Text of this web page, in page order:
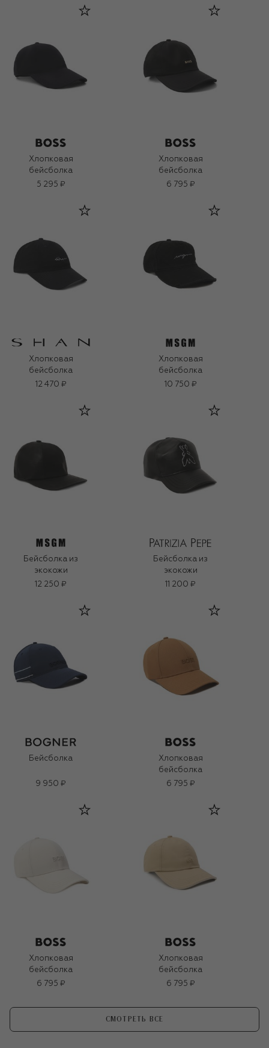
Хлопковая
бейсболка
5 295 ₽
Хлопковая
бейсболка
6 795 ₽
Хлопковая
бейсболка
12 470 ₽
Хлопковая
бейсболка
10 750 ₽
Бейсболка из
экокожи
12 250 ₽
Бейсболка из
экокожи
11 200 ₽
Бейсболка
9 950 ₽
Хлопковая
бейсболка
6 795 ₽
Хлопковая
бейсболка
6 795 ₽
Хлопковая
бейсболка
6 795 ₽
СМОТРЕТЬ ВСЕ